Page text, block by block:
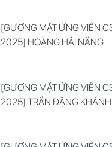
[GƯƠNG MẶT ỨNG VIÊN
2025] HOÀNG HẢI NĂNG
[GƯƠNG MẶT ỨNG VIÊN
2025] TRẦN ĐẶNG KHÁNH